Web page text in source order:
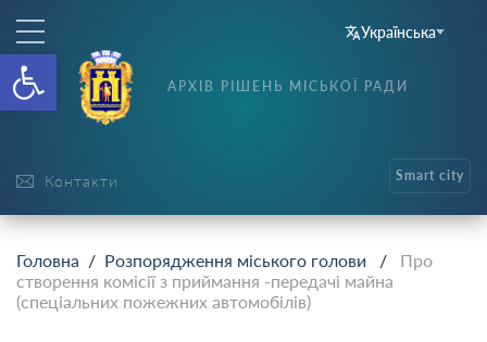
Відкрити Панель
Українська
Контакти
АРХІВ РІШЕНЬ МІСЬКОЇ РАДИ
Smart city
Головна / Розпорядження міського голови / Про
створення комісії з приймання -передачі майна
(спеціальних пожежних автомобілів)